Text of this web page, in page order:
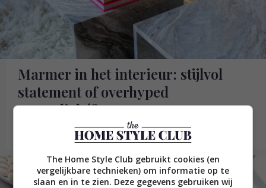
Marmer in het interieur: stijlvol
statement of overhyped
wooncliché?
Lees verder
The Home Style Club gebruikt cookies (en
vergelijkbare technieken) om informatie op te
slaan en in te zien. Deze gegevens gebruiken wij